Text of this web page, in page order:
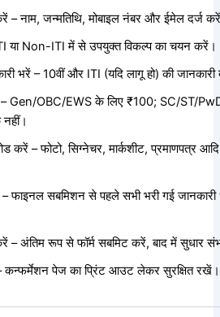
– नाम, जन्मतिथि, मोबाइल नंबर और ईमेल दर्ज
या Non-ITI में से उपयुक्त विकल्प का चयन करें।
भरें – 10वीं और ITI (यदि लागू हो) की
Gen/OBC/EWS के लिए ₹100; SC/ST/
करें – फोटो, सिग्नेचर, मार्कशीट, प्रमाणपत्र
– फाइनल सबमिशन से पहले सभी भरी गई जानकारी
– अंतिम रूप से फॉर्म सबमिट करें, बाद में सुधार
कन्फर्मेशन पेज का प्रिंट आउट लेकर सुरक्षित रखें।